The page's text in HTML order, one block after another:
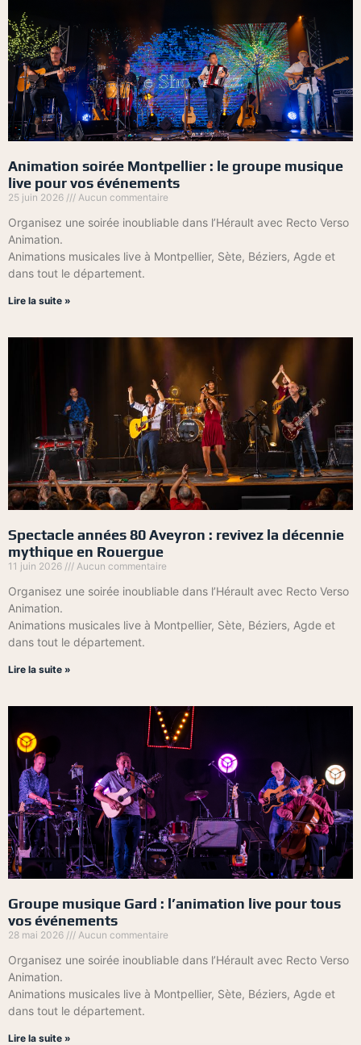
Animation soirée Montpellier : le groupe musique
live pour vos événements
25 juin 2026 Aucun commentaire
Organisez une soirée inoubliable dans l’Hérault avec Recto Verso
Animation.
Animations musicales live à Montpellier, Sète, Béziers, Agde et
dans tout le département.
Lire la suite »
Spectacle années 80 Aveyron : revivez la décennie
mythique en Rouergue
11 juin 2026 Aucun commentaire
Organisez une soirée inoubliable dans l’Hérault avec Recto Verso
Animation.
Animations musicales live à Montpellier, Sète, Béziers, Agde et
dans tout le département.
Lire la suite »
Groupe musique Gard : l’animation live pour tous
vos événements
28 mai 2026 Aucun commentaire
Organisez une soirée inoubliable dans l’Hérault avec Recto Verso
Animation.
Animations musicales live à Montpellier, Sète, Béziers, Agde et
dans tout le département.
Lire la suite »